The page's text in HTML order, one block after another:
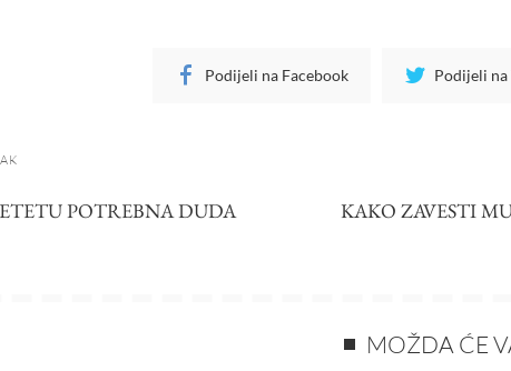
Podijeli na Facebook Podijeli
POTREBNA DUDA KAKO ZAVESTI
MOŽDA ĆE